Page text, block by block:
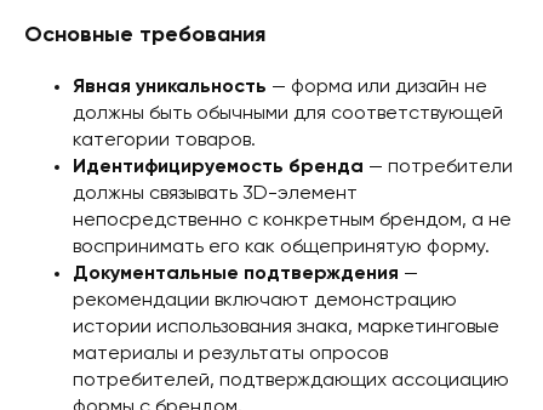
Основные требования
Явная уникальность — форма или дизайн не
должны быть обычными для соответствующей
категории товаров.
Идентифицируемость бренда — потребители
должны связывать 3D-элемент
непосредственно с конкретным брендом, а не
воспринимать его как общепринятую форму.
Документальные подтверждения —
рекомендации включают демонстрацию
истории использования знака, маркетинговые
материалы и результаты опросов
потребителей, подтверждающих ассоциацию